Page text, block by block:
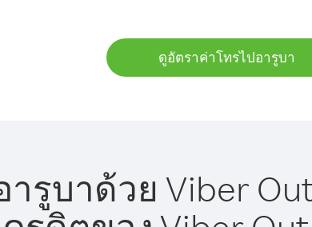
ดูอัตราค่าโทรไปอารูบา
รูบาด้วย Viber